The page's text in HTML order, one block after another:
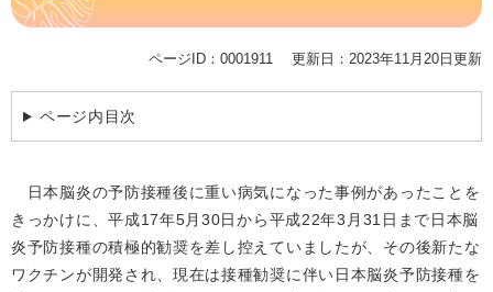
ページID：0001911 更新日：2023年11月20日更新
ページ内目次
日本脳炎の予防接種後に重い病気になった事例があったことを
きっかけに、平成17年5月30日から平成22年3月31日まで日本脳
炎予防接種の積極的勧奨を差し控えていましたが、その後新たな
ワクチンが開発され、現在は接種勧奨に伴い日本脳炎予防接種を